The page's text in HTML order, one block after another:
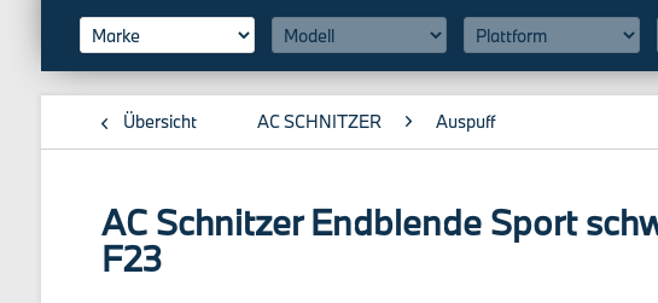
Übersicht AC SCHNITZER Auspuff
AC Schnitzer Endblende Sport
F23